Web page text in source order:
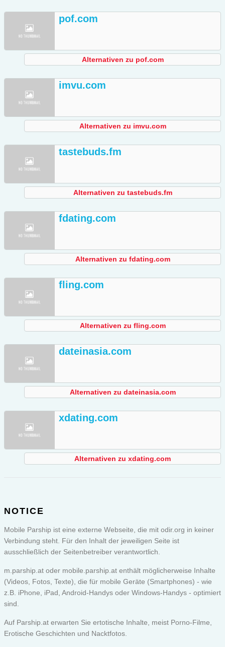
pof.com
Alternativen zu pof.com
imvu.com
Alternativen zu imvu.com
tastebuds.fm
Alternativen zu tastebuds.fm
fdating.com
Alternativen zu fdating.com
fling.com
Alternativen zu fling.com
dateinasia.com
Alternativen zu dateinasia.com
xdating.com
Alternativen zu xdating.com
NOTICE
Mobile Parship ist eine externe Webseite, die mit odir.org in keiner
Verbindung steht. Für den Inhalt der jeweiligen Seite ist
ausschließlich der Seitenbetreiber verantwortlich.
m.parship.at oder mobile.parship.at enthält möglicherweise Inhalte
(Videos, Fotos, Texte), die für mobile Geräte (Smartphones) - wie
z.B. iPhone, iPad, Android-Handys oder Windows-Handys - optimiert
sind.
Auf Parship.at erwarten Sie ertotische Inhalte, meist Porno-Filme,
Erotische Geschichten und Nacktfotos.